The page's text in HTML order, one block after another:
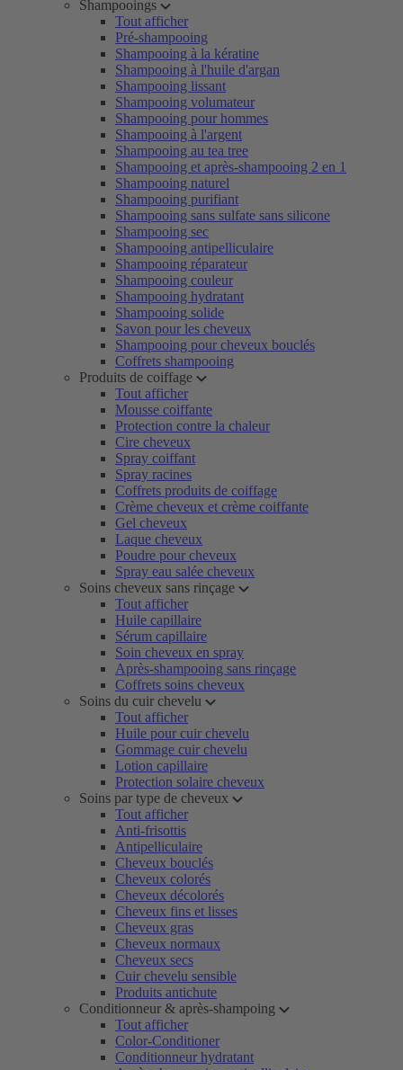
Shampooings
Tout afficher
Pré-shampooing
Shampooing à la kératine
Shampooing à l'huile d'argan
Shampooing lissant
Shampooing volumateur
Shampooing pour hommes
Shampooing à l'argent
Shampooing au tea tree
Shampooing et après-shampooing 2 en 1
Shampooing naturel
Shampooing purifiant
Shampooing sans sulfate sans silicone
Shampooing sec
Shampooing antipelliculaire
Shampooing réparateur
Shampooing couleur
Shampooing hydratant
Shampooing solide
Savon pour les cheveux
Shampooing pour cheveux bouclés
Coffrets shampooing
Produits de coiffage
Tout afficher
Mousse coiffante
Protection contre la chaleur
Cire cheveux
Spray coiffant
Spray racines
Coffrets produits de coiffage
Crème cheveux et crème coiffante
Gel cheveux
Laque cheveux
Poudre pour cheveux
Spray eau salée cheveux
Soins cheveux sans rinçage
Tout afficher
Huile capillaire
Sérum capillaire
Soin cheveux en spray
Après-shampooing sans rinçage
Coffrets soins cheveux
Soins du cuir chevelu
Tout afficher
Huile pour cuir chevelu
Gommage cuir chevelu
Lotion capillaire
Protection solaire cheveux
Soins par type de cheveux
Tout afficher
Anti-frisottis
Antipelliculaire
Cheveux bouclés
Cheveux colorés
Cheveux décolorés
Cheveux fins et lisses
Cheveux gras
Cheveux normaux
Cheveux secs
Cuir chevelu sensible
Produits antichute
Conditionneur & après-shampoing
Tout afficher
Color-Conditioner
Conditionneur hydratant